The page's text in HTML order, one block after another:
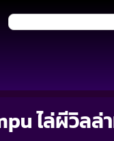
ไล่ผีวิล